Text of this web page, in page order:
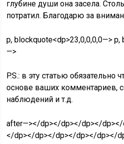
глубине души она засела.
потратил. Благодарю за
p, blockquote<dp>23,0,0,0,0—> p,
—>
P.S.: в эту статью обязательно
основе ваших комментариев,
наблюдений и т.д.
after—></dp></dp></dp></
</dp></dp></dp></dp></dp></